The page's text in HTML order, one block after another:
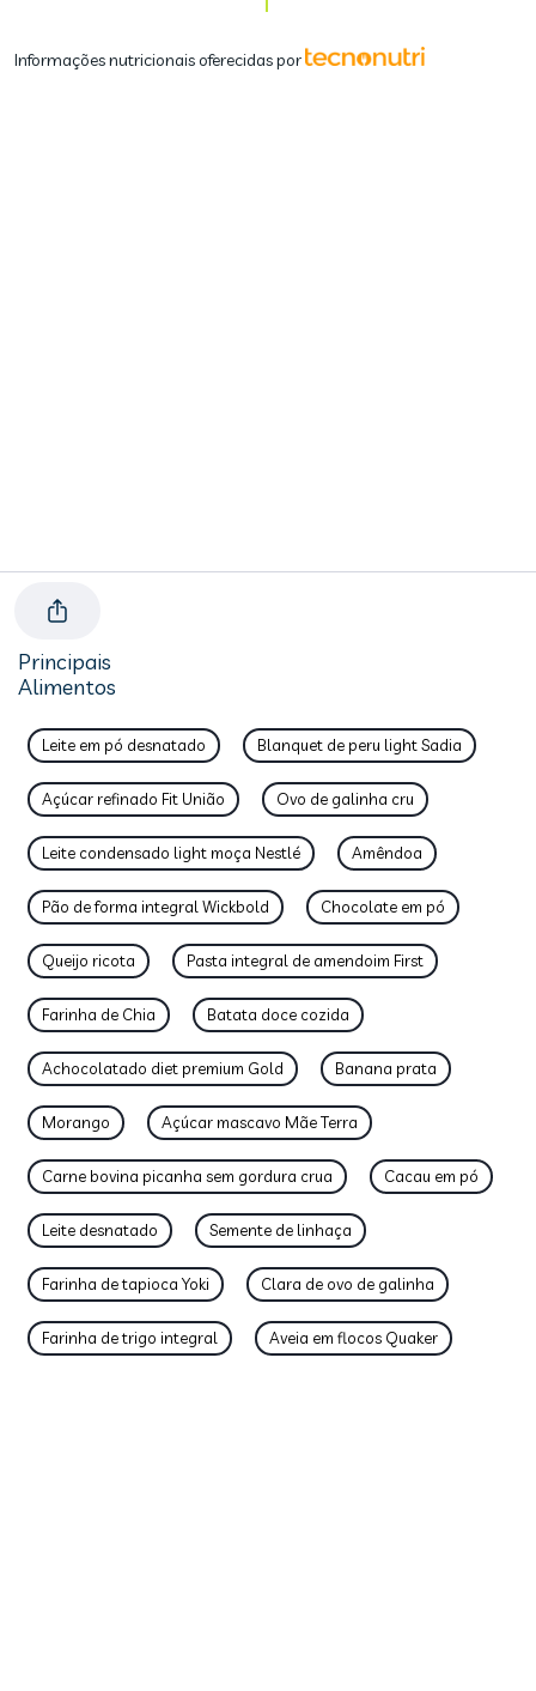
Informações nutricionais oferecidas por
Principais
Alimentos
Leite em pó desnatado Blanquet de peru light Sadia
Açúcar refinado Fit União Ovo de galinha cru
Leite condensado light moça Nestlé Amêndoa
Pão de forma integral Wickbold Chocolate em pó
Queijo ricota Pasta integral de amendoim First
Farinha de Chia Batata doce cozida
Achocolatado diet premium Gold Banana prata
Morango Açúcar mascavo Mãe Terra
Carne bovina picanha sem gordura crua Cacau em pó
Leite desnatado Semente de linhaça
Farinha de tapioca Yoki Clara de ovo de galinha
Farinha de trigo integral Aveia em flocos Quaker